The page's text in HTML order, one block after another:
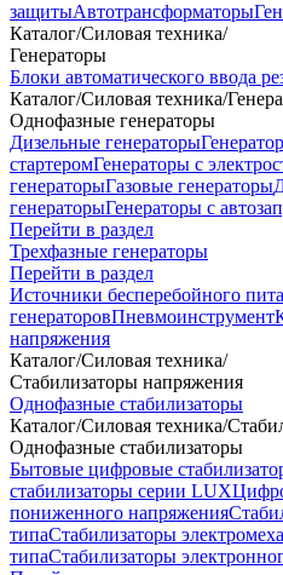
защитыАвтотрансформаторы
Каталог/Силовая техника/
Генераторы
Блоки автоматического ввода
Каталог/Силовая техника/
Однофазные генераторы
Дизельные генераторы
стартеромГенераторы с
генераторыГазовые генераторы
генераторыГенераторы с
Перейти в раздел
Трехфазные генераторы
Перейти в раздел
Источники бесперебойного
генераторовПневмоинструмент
напряжения
Каталог/Силовая техника/
Стабилизаторы напряжения
Однофазные стабилизаторы
Каталог/Силовая техника/
Однофазные стабилизаторы
Бытовые цифровые
стабилизаторы серии LUX
пониженного напряжения
типаСтабилизаторы
типаСтабилизаторы